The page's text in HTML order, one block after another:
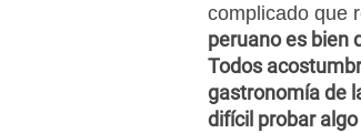
complicado que
peruano es bien
Todos
gastronomía de
difícil probar